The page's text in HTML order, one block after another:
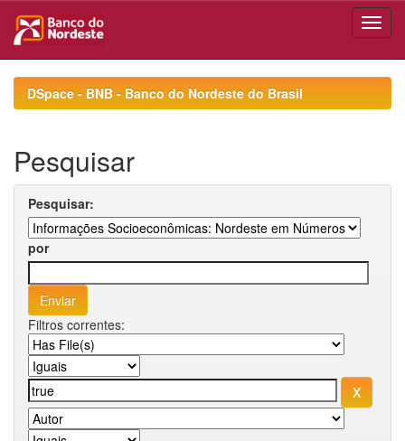
navigationDSpace - BNB - Banco do Nordeste do Brasil
Pesquisar
Pesquisar:
por
Filtros correntes: